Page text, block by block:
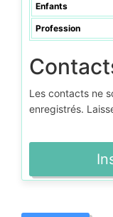
Enfants
Profession
Les contacts ne
enregistrés.